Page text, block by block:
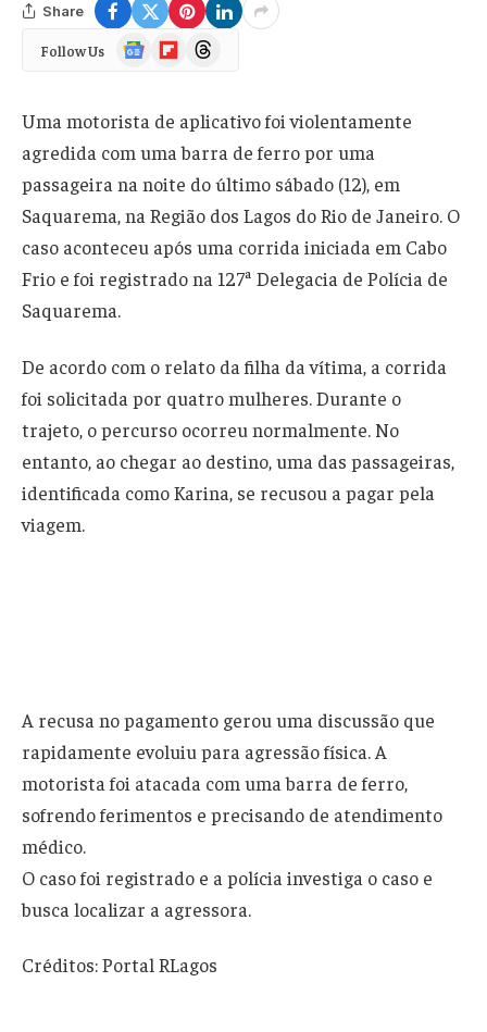
Share
Follow Us
GoogleFlipboardThreads
Uma motorista de aplicativo foi violentamente
agredida com uma barra de ferro por uma
passageira na noite do último sábado (12), em
Saquarema, na Região dos Lagos do Rio de Janeiro. O
caso aconteceu após uma corrida iniciada em Cabo
Frio e foi registrado na 127ª Delegacia de Polícia de
Saquarema.
De acordo com o relato da filha da vítima, a corrida
foi solicitada por quatro mulheres. Durante o
trajeto, o percurso ocorreu normalmente. No
entanto, ao chegar ao destino, uma das passageiras,
identificada como Karina, se recusou a pagar pela
viagem.
A recusa no pagamento gerou uma discussão que
rapidamente evoluiu para agressão física. A
motorista foi atacada com uma barra de ferro,
sofrendo ferimentos e precisando de atendimento
médico.
O caso foi registrado e a polícia investiga o caso e
busca localizar a agressora.
Créditos: Portal RLagos